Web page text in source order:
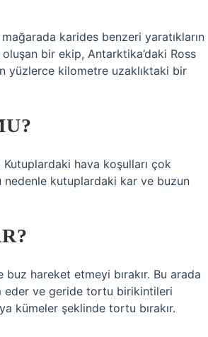
karides benzeri yaratıkların
bir ekip, Antarktika’daki Ross
yüzlerce kilometre uzaklıktaki bir
Kutuplardaki hava koşulları çok
nedenle kutuplardaki kar ve buzun
hareket etmeyi bırakır. Bu arada
eder ve geride tortu birikintileri
kümeler şeklinde tortu bırakır.